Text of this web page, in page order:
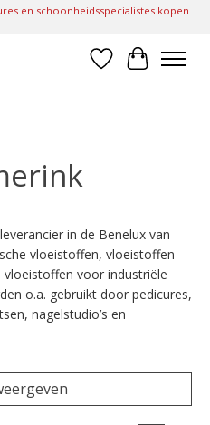
en schoonheidsspecialistes kopen
Verlanglijst
in de Benelux van
vloeistoffen, vloeistoffen
voor industriële
o.a. gebruikt door pedicures,
nagelstudio’s en